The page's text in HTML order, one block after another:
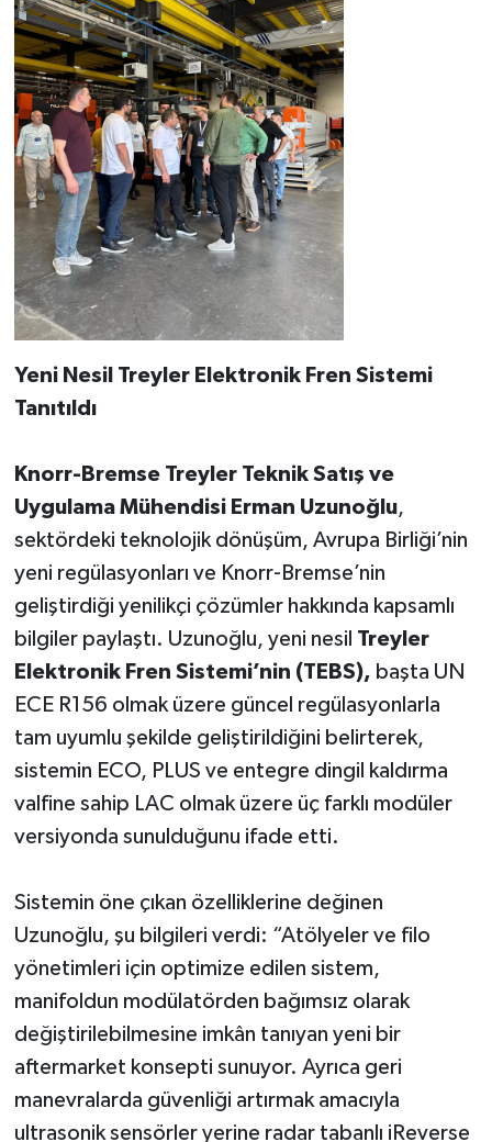
Yeni Nesil Treyler Elektronik Fren Sistemi
Tanıtıldı
Knorr-Bremse Treyler Teknik Satış ve
Uygulama Mühendisi Erman Uzunoğlu,
sektördeki teknolojik dönüşüm, Avrupa Birliği’nin
yeni regülasyonları ve Knorr-Bremse’nin
geliştirdiği yenilikçi çözümler hakkında kapsamlı
bilgiler paylaştı. Uzunoğlu, yeni nesil Treyler
Elektronik Fren Sistemi’nin (TEBS), başta UN
ECE R156 olmak üzere güncel regülasyonlarla
tam uyumlu şekilde geliştirildiğini belirterek,
sistemin ECO, PLUS ve entegre dingil kaldırma
valfine sahip LAC olmak üzere üç farklı modüler
versiyonda sunulduğunu ifade etti.
Sistemin öne çıkan özelliklerine değinen
Uzunoğlu, şu bilgileri verdi: “Atölyeler ve filo
yönetimleri için optimize edilen sistem,
manifoldun modülatörden bağımsız olarak
değiştirilebilmesine imkân tanıyan yeni bir
aftermarket konsepti sunuyor. Ayrıca geri
manevralarda güvenliği artırmak amacıyla
ultrasonik sensörler yerine radar tabanlı iReverse